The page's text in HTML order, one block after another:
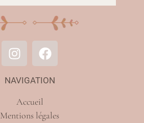
NAVIGATION
Accueil
Mentions légales